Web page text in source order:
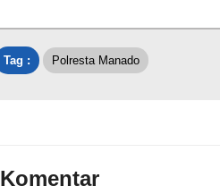
Tag : Polresta Manado
Komentar